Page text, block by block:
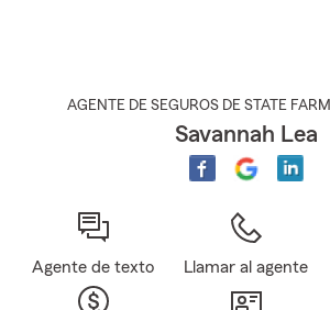
AGENTE DE SEGUROS DE STATE FARM
Savannah Lea
Agente de texto Llamar al agente